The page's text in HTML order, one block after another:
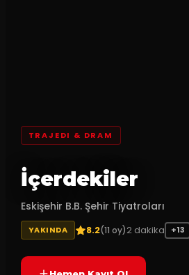
TRAJEDI & DRAM
İçerdekiler
Eskişehir B.B. Şehir Tiyatroları
YAKINDA 8.2(11 oy)2 dakika +13